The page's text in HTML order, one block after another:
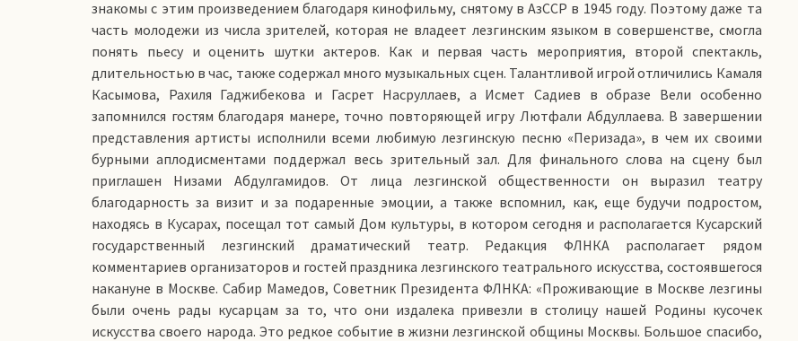
знакомы с этим произведением благодаря кинофильму, снятому в АзССР в 1945 году. Поэтому даже та
часть молодежи из числа зрителей, которая не владеет лезгинским языком в совершенстве, смогла
понять пьесу и оценить шутки актеров. Как и первая часть мероприятия, второй спектакль,
длительностью в час, также содержал много музыкальных сцен. Талантливой игрой отличились Камаля
Касымова, Рахиля Гаджибекова и Гасрет Насруллаев, а Исмет Садиев в образе Вели особенно
запомнился гостям благодаря манере, точно повторяющей игру Лютфали Абдуллаева. В завершении
представления артисты исполнили всеми любимую лезгинскую песню «Перизада», в чем их своими
бурными аплодисментами поддержал весь зрительный зал. Для финального слова на сцену был
приглашен Низами Абдулгамидов. От лица лезгинской общественности он выразил театру
благодарность за визит и за подаренные эмоции, а также вспомнил, как, еще будучи подростом,
находясь в Кусарах, посещал тот самый Дом культуры, в котором сегодня и располагается Кусарский
государственный лезгинский драматический театр. Редакция ФЛНКА располагает рядом
комментариев организаторов и гостей праздника лезгинского театрального искусства, состоявшегося
накануне в Москве. Сабир Мамедов, Советник Президента ФЛНКА: «Проживающие в Москве лезгины
были очень рады кусарцам за то, что они издалека привезли в столицу нашей Родины кусочек
искусства своего народа. Это редкое событие в жизни лезгинской общины Москвы. Большое спасибо,